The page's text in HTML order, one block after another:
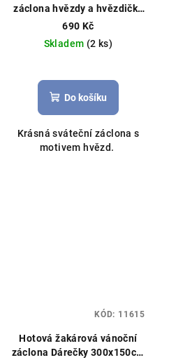
záclona hvězdy a hvězdičky
150x250cm bílá
690 Kč
Skladem (2 ks)
Do košíku
Krásná sváteční záclona s
motivem hvězd.
Hotová žakárová vánoční
záclona Dárečky 300x150cm
KÓD: 11615